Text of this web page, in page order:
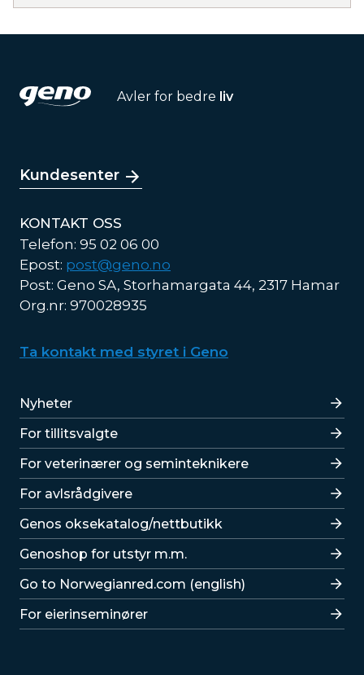
Avler for bedre liv
Kundesenter
KONTAKT OSS
Telefon: 95 02 06 00
Epost: post@geno.no
Post: Geno SA, Storhamargata 44, 2317 Hamar
Org.nr: 970028935
Ta kontakt med styret i Geno
Lenker
Nyheter
For tillitsvalgte
For veterinærer og seminteknikere
For avlsrådgivere
Lenker
Genos oksekatalog/nettbutikk
Genoshop for utstyr m.m.
Go to Norwegianred.com (english)
For eierinseminører